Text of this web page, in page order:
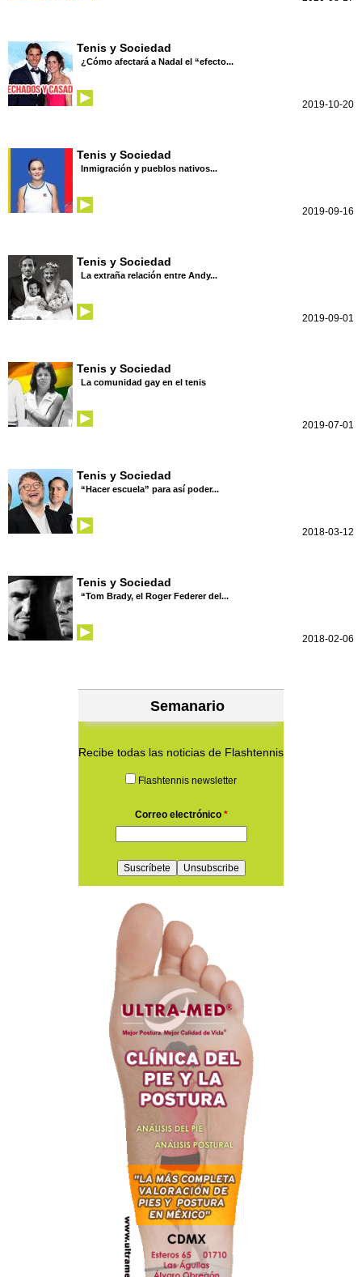
Tenis y Sociedad
¿Cómo afectará a Nadal el “efecto...
2019-10-20
Tenis y Sociedad
Inmigración y pueblos nativos...
2019-09-16
Tenis y Sociedad
La extraña relación entre Andy...
2019-09-01
Tenis y Sociedad
La comunidad gay en el tenis
2019-07-01
Tenis y Sociedad
“Hacer escuela” para así poder...
2018-03-12
Tenis y Sociedad
“Tom Brady, el Roger Federer del...
2018-02-06
Semanario
Recibe todas las noticias de Flashtennis
Flashtennis newsletter
Correo electrónico *